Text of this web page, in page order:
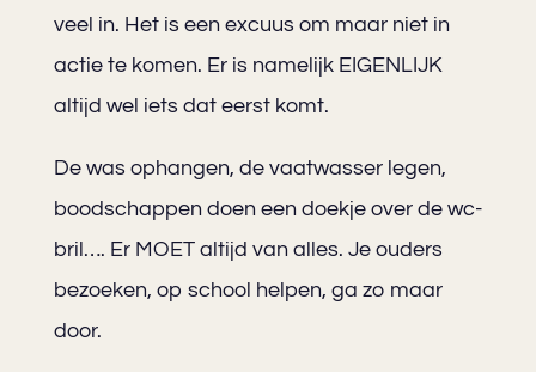
veel in. Het is een excuus om maar niet in
actie te komen. Er is namelijk EIGENLIJK
altijd wel iets dat eerst komt.
De was ophangen, de vaatwasser legen,
boodschappen doen een doekje over de wc-
bril…. Er MOET altijd van alles. Je ouders
bezoeken, op school helpen, ga zo maar
door.